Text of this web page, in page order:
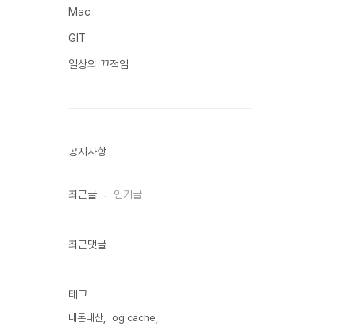
Mac
GIT
일상의 끄적임
공지사항
최근글 인기글
최근댓글
태그
내돈내산
og cache